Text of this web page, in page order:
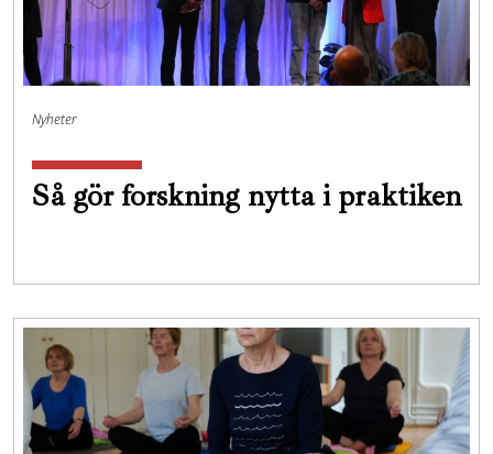
Nyheter
Så gör forskning nytta i praktiken